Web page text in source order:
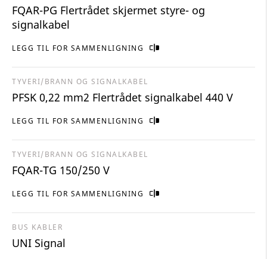
LEGG TIL FOR SAMMENLIGNING
FQAR-PG Flertrådet skjermet styre- og
signalkabel
LEGG TIL FOR SAMMENLIGNING
TYVERI/BRANN OG SIGNALKABEL
PFSK 0,22 mm2 Flertrådet signalkabel 440 V
LEGG TIL FOR SAMMENLIGNING
TYVERI/BRANN OG SIGNALKABEL
FQAR-TG 150/250 V
BUS KABLER
UNI Signal